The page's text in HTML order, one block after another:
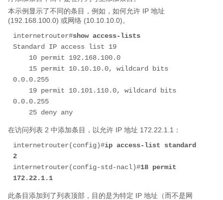
本示例显示了不同的条目，例如，如何允许 IP 地址
(192.168.100.0) 或网络 (10.10.10.0)。
internetrouter#show access-lists
Standard IP access list 19
0.0.0.255
0.0.0.255
    25 deny any
在访问列表 2 中添加条目，以允许 IP 地址 172.22.1.1：
internetrouter(config)#ip access-list standard
2
internetrouter(config-std-nacl)#18 permit
172.22.1.1
此条目添加到了列表顶部，目的是为特定 IP 地址（而不是网